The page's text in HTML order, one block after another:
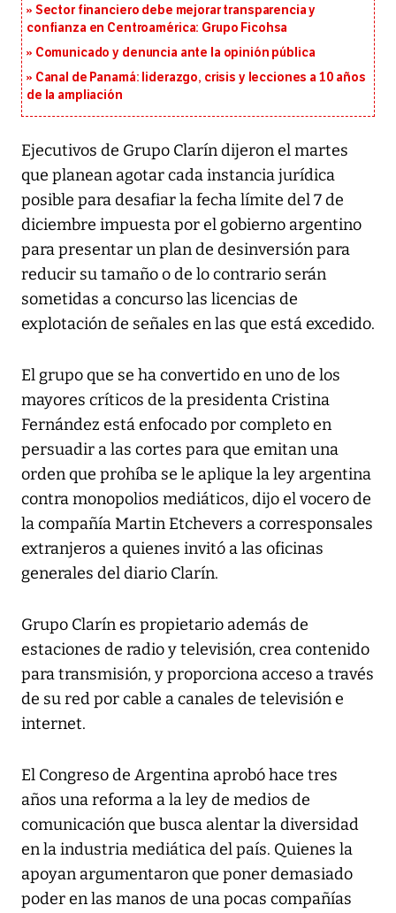
Sector financiero debe mejorar transparencia y
confianza en Centroamérica: Grupo Ficohsa
Comunicado y denuncia ante la opinión pública
Canal de Panamá: liderazgo, crisis y lecciones a 10 años
de la ampliación
Ejecutivos de Grupo Clarín dijeron el martes
que planean agotar cada instancia jurídica
posible para desafiar la fecha límite del 7 de
diciembre impuesta por el gobierno argentino
para presentar un plan de desinversión para
reducir su tamaño o de lo contrario serán
sometidas a concurso las licencias de
explotación de señales en las que está excedido.
El grupo que se ha convertido en uno de los
mayores críticos de la presidenta Cristina
Fernández está enfocado por completo en
persuadir a las cortes para que emitan una
orden que prohíba se le aplique la ley argentina
contra monopolios mediáticos, dijo el vocero de
la compañía Martin Etchevers a corresponsales
extranjeros a quienes invitó a las oficinas
generales del diario Clarín.
Grupo Clarín es propietario además de
estaciones de radio y televisión, crea contenido
para transmisión, y proporciona acceso a través
de su red por cable a canales de televisión e
internet.
El Congreso de Argentina aprobó hace tres
años una reforma a la ley de medios de
comunicación que busca alentar la diversidad
en la industria mediática del país. Quienes la
apoyan argumentaron que poner demasiado
poder en las manos de una pocas compañías